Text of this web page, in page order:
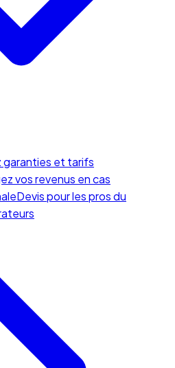
garanties et tarifs
vos revenus en cas
Devis pour les pros du